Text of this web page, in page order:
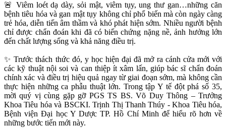
🚨 Viêm loét dạ dày, sỏi mật, viêm tụy, ung thư gan…những căn
bệnh tiêu hóa và gan mật tụy không chỉ phổ biến mà còn ngày càng
trẻ hóa, diễn tiến âm thầm và khó phát hiện sớm. Nhiều người bệnh
chỉ được chẩn đoán khi đã có biến chứng nặng nề, ảnh hưởng lớn
đến chất lượng sống và khả năng điều trị.
✨ Trước thách thức đó, y học hiện đại đã mở ra cánh cửa mới với
các kỹ thuật nội soi và can thiệp ít xâm lấn, giúp bác sĩ chẩn đoán
chính xác và điều trị hiệu quả ngay từ giai đoạn sớm, mà không cần
thực hiện những ca phẫu thuật lớn. Trong tập Y tế đột phá số 35,
mời quý vị cùng gặp gỡ PGS TS BS. Võ Duy Thông – Trưởng
Khoa Tiêu hóa và BSCKI. Trịnh Thị Thanh Thúy - Khoa Tiêu hóa,
Bệnh viện Đại học Y Dược TP. Hồ Chí Minh để hiểu rõ hơn về
những bước tiến mới này.